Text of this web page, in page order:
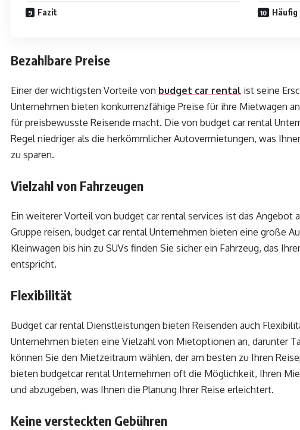
Fazit Häufig
Bezahlbare Preise
Einer der wichtigsten Vorteile von budget car rental ist seine
Unternehmen bieten konkurrenzfähige Preise für ihre Mietwagen
für preisbewusste Reisende macht. Die von budget car rental
Regel niedriger als die herkömmlicher Autovermietungen, was
zu sparen.
Vielzahl von Fahrzeugen
Ein weiterer Vorteil von budget car rental services ist das Angebot
Gruppe reisen, budget car rental Unternehmen bieten eine große
Kleinwagen bis hin zu SUVs finden Sie sicher ein Fahrzeug, das
entspricht.
Flexibilität
Budget car rental Dienstleistungen bieten Reisenden auch
Unternehmen bieten eine Vielzahl von Mietoptionen an, darunter
können Sie den Mietzeitraum wählen, der am besten zu Ihren
bieten budgetcar rental Unternehmen oft die Möglichkeit, Ihren
und abzugeben, was Ihnen die Planung Ihrer Reise erleichtert.
Keine versteckten Gebühren